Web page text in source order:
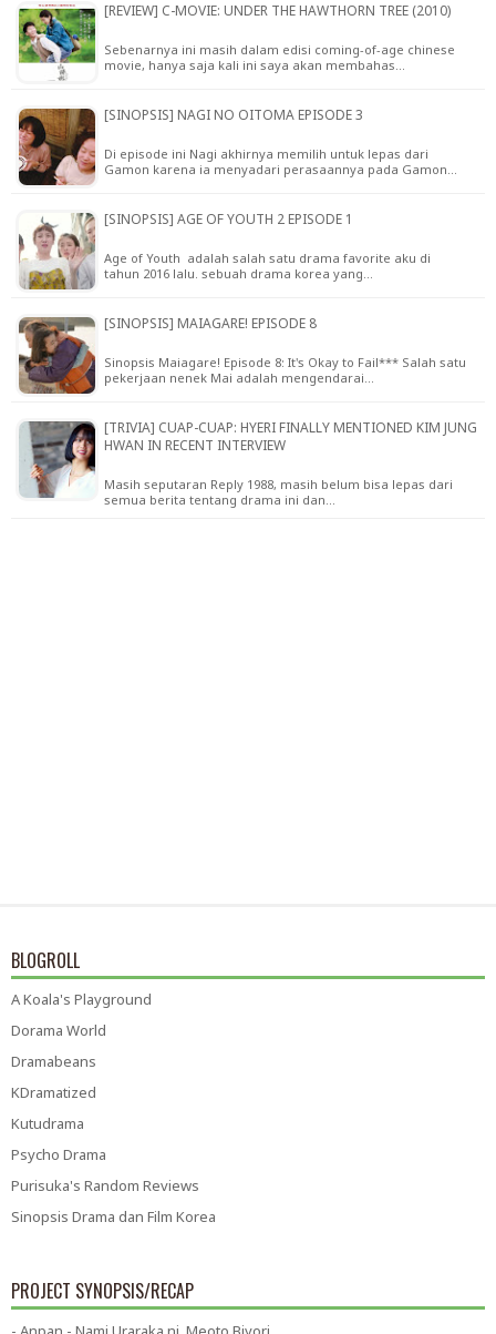
[REVIEW] C-MOVIE: UNDER THE HAWTHORN TREE (2010)
Sebenarnya ini masih dalam edisi coming-of-age chinese
movie, hanya saja kali ini saya akan membahas…
[SINOPSIS] NAGI NO OITOMA EPISODE 3
Di episode ini Nagi akhirnya memilih untuk lepas dari
Gamon karena ia menyadari perasaannya pada Gamon…
[SINOPSIS] AGE OF YOUTH 2 EPISODE 1
Age of Youth adalah salah satu drama favorite aku di
tahun 2016 lalu. sebuah drama korea yang…
[SINOPSIS] MAIAGARE! EPISODE 8
Sinopsis Maiagare! Episode 8: It's Okay to Fail*** Salah satu
pekerjaan nenek Mai adalah mengendarai…
[TRIVIA] CUAP-CUAP: HYERI FINALLY MENTIONED KIM JUNG
HWAN IN RECENT INTERVIEW
Masih seputaran Reply 1988, masih belum bisa lepas dari
semua berita tentang drama ini dan…
BLOGROLL
A Koala's Playground
Dorama World
Dramabeans
KDramatized
Kutudrama
Psycho Drama
Purisuka's Random Reviews
Sinopsis Drama dan Film Korea
PROJECT SYNOPSIS/RECAP